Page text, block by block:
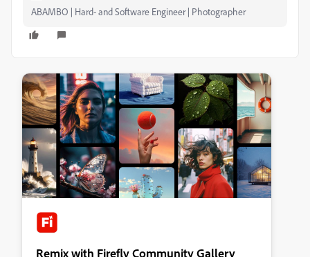
ABAMBO | Hard- and Software Engineer | Photographer
Remix with Firefly Community Gallery